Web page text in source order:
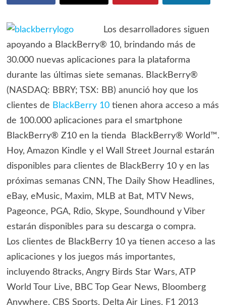
Los desarrolladores siguen
apoyando a BlackBerry® 10, brindando más de
30.000 nuevas aplicaciones para la plataforma
durante las últimas siete semanas. BlackBerry®
(NASDAQ: BBRY; TSX: BB) anunció hoy que los
clientes de BlackBerry 10tienen ahora acceso a más
de 100.000 aplicaciones para el smartphone
BlackBerry® Z10 en la tienda BlackBerry® World™.
Hoy, Amazon Kindle y el Wall Street Journal estarán
disponibles para clientes de BlackBerry 10 y en las
próximas semanas CNN, The Daily Show Headlines,
eBay, eMusic, Maxim, MLB at Bat, MTV News,
Pageonce, PGA, Rdio, Skype, Soundhound y Viber
estarán disponibles para su descarga o compra.
Los clientes de BlackBerry 10 ya tienen acceso a las
aplicaciones y los juegos más importantes,
incluyendo 8tracks, Angry Birds Star Wars, ATP
World Tour Live, BBC Top Gear News, Bloomberg
Anywhere, CBS Sports, Delta Air Lines, F1 2013